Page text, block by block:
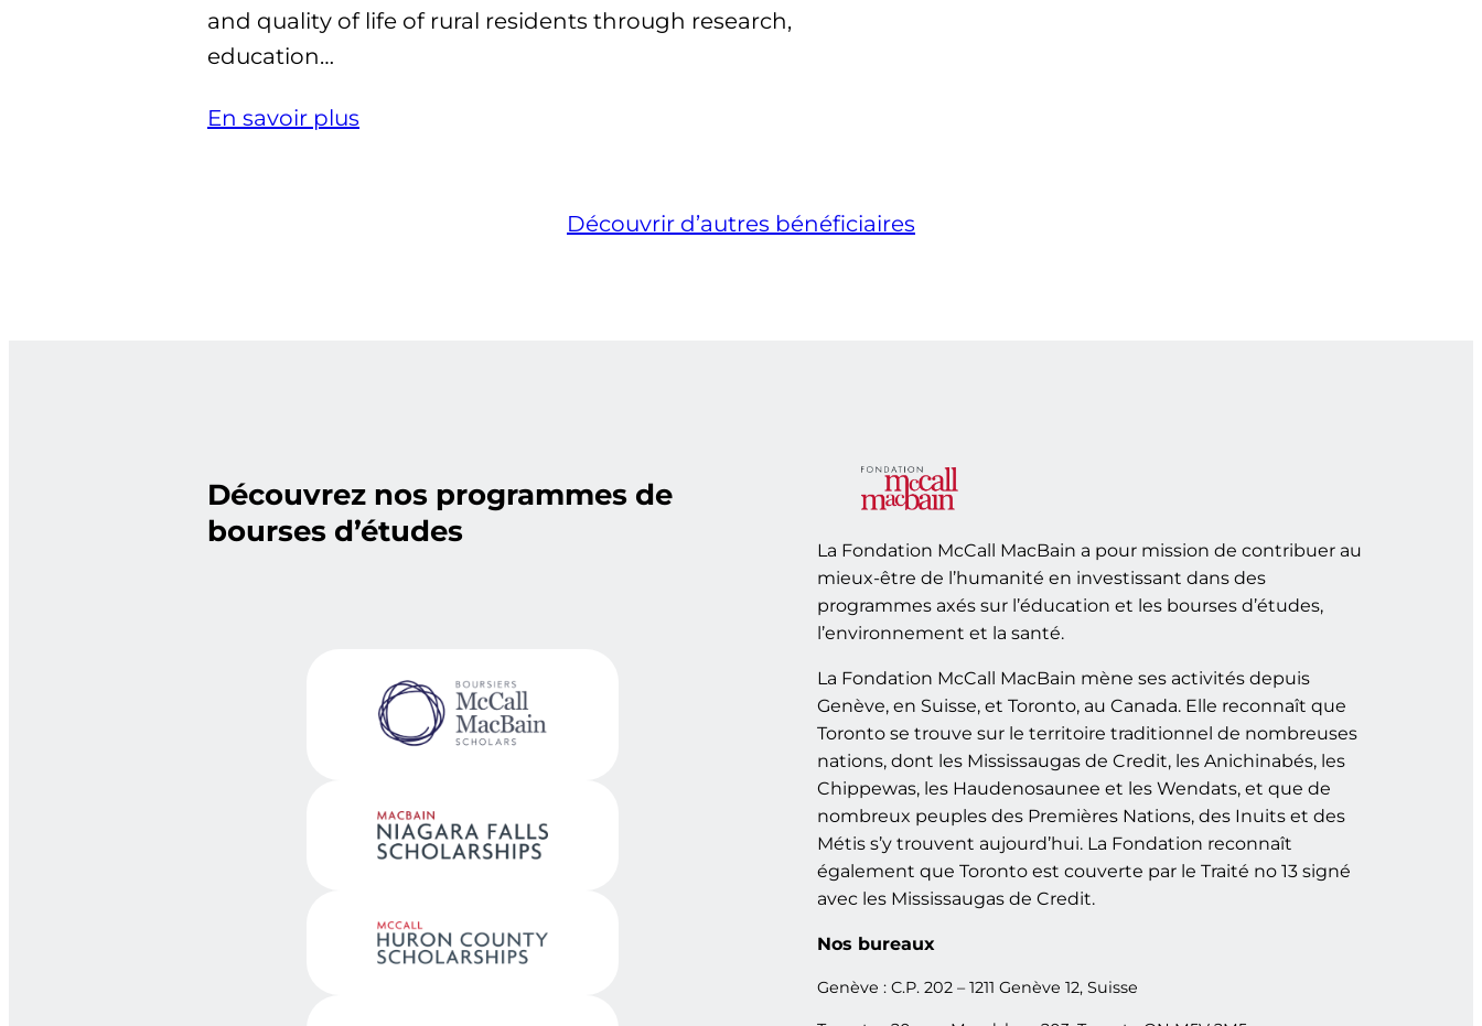
and quality of life of rural residents through research,
education…
En savoir plus
Découvrir d’autres bénéficiaires
Découvrez nos programmes de
bourses d’études
La Fondation McCall MacBain a pour mission de contribuer au
mieux-être de l’humanité en investissant dans des
programmes axés sur l’éducation et les bourses d’études,
l’environnement et la santé.
La Fondation McCall MacBain mène ses activités depuis
Genève, en Suisse, et Toronto, au Canada. Elle reconnaît que
Toronto se trouve sur le territoire traditionnel de nombreuses
nations, dont les Mississaugas de Credit, les Anichinabés, les
Chippewas, les Haudenosaunee et les Wendats, et que de
nombreux peuples des Premières Nations, des Inuits et des
Métis s’y trouvent aujourd’hui. La Fondation reconnaît
également que Toronto est couverte par le Traité no 13 signé
avec les Mississaugas de Credit.
Nos bureaux
Genève : C.P. 202 – 1211 Genève 12, Suisse